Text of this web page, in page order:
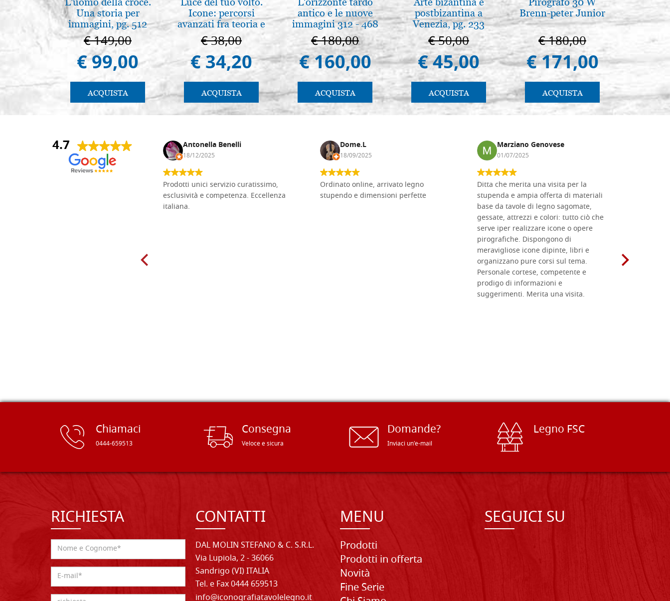
Una storia per
immagini, pg. 512
€ 149,00
€ 99,00
ACQUISTA
Icone: percorsi
avanzati fra teoria e
pratica. pg. 430
€ 38,00
€ 34,20
ACQUISTA
antico e le nuove
immagini 312 - 468
€ 180,00
€ 160,00
ACQUISTA
postbizantina a
Venezia, pg. 233
€ 50,00
€ 45,00
ACQUISTA
Brenn-peter Junior
€ 180,00
€ 171,00
ACQUISTA
The
€
€
4.7
Andrea Monguzzi Antonella Benelli
18/12/2025
Prodotti unici servizio curatissimo,
esclusività e competenza. Eccellenza
italiana.
Dome.L
18/09/2025
Ordinato online, arrivato legno
stupendo e dimensioni perfette
Marziano Genovese
01/07/2025
Ditta che merita una visita per la
stupenda e ampia offerta di materiali
base da tavole di legno sagomate,
gessate, attrezzi e colori: tutto ciò che
serve iper realizzare icone o opere
pirografiche. Dispongono di
meravigliose icone dipinte, libri e
organizzano pure corsi sul tema.
Personale cortese, competente e
prodigo di informazioni e
suggerimenti. Merita una visita.
Chiamaci
0444-659513
Consegna
Veloce e sicura
Domande?
Inviaci un'e-mail
Legno FSC
RICHIESTA CONTATTI
DAL MOLIN STEFANO & C. S.R.L.
Via Lupiola, 2 - 36066
Sandrigo (VI) ITALIA
Tel. e Fax 0444 659513
info@iconografiatavolelegno.it
MENU
Prodotti
Prodotti in offerta
Novità
Fine Serie
SEGUICI SU